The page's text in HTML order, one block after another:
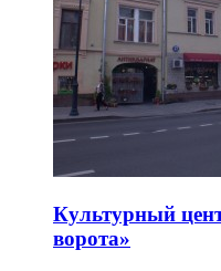
Культурный
ворота»